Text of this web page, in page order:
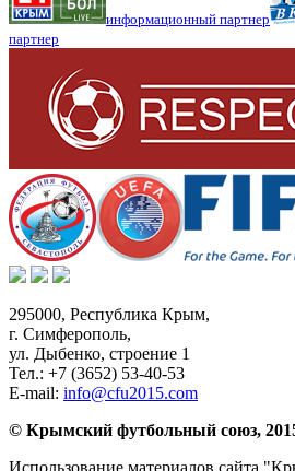
информационный партнер
партнер
295000, Республика Крым,
г. Симферополь,
ул. Дыбенко, строение 1
Тел.: +7 (3652) 53-40-53
E-mail: info@cfu2015.com
© Крымский футбольный союз,